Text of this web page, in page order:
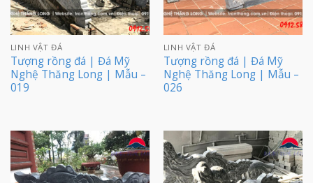
LINH VẬT ĐÁ
Tượng rồng đá | Đá Mỹ
Nghệ Thăng Long | Mẫu –
019
LINH VẬT ĐÁ
Tượng rồng đá | Đá Mỹ
Nghệ Thăng Long | Mẫu –
026